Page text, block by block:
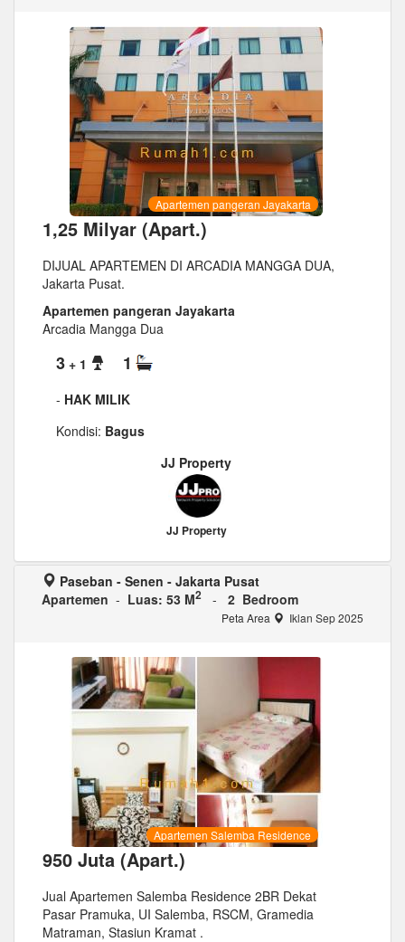
Apartemen pangeran Jayakarta
1,25 Milyar (Apart.)
DIJUAL APARTEMEN DI ARCADIA MANGGA DUA,
Jakarta Pusat.
Apartemen pangeran Jayakarta
Arcadia Mangga Dua
3 + 1 1
- HAK MILIK
Kondisi: Bagus
JJ Property
JJ Property
Paseban - Senen - Jakarta Pusat
Apartemen - Luas: 53 M2 - 2 Bedroom
Peta Area Iklan Sep 2025
Apartemen Salemba Residence
950 Juta (Apart.)
Jual Apartemen Salemba Residence 2BR Dekat
Pasar Pramuka, UI Salemba, RSCM, Gramedia
Matraman, Stasiun Kramat .